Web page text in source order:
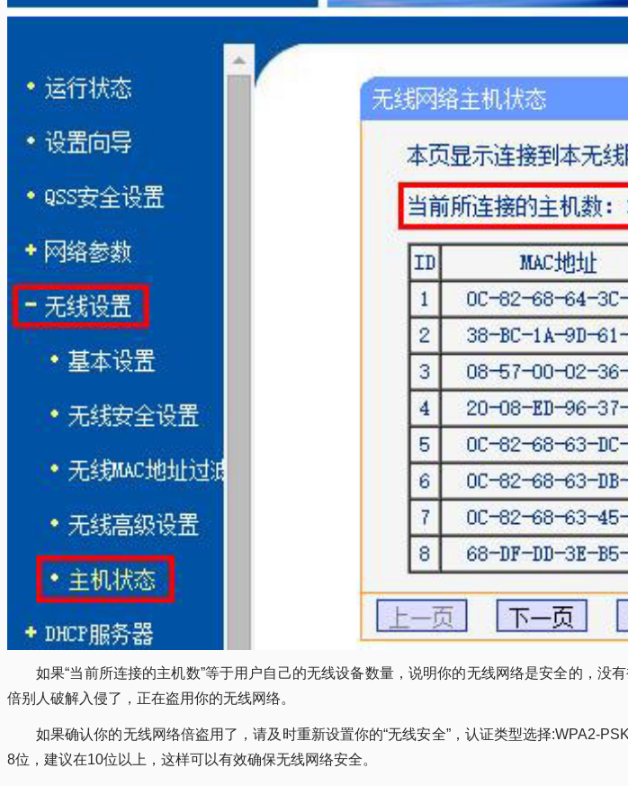
如果“当前所连接的主机数”等于用户自己的无线设备数量，说明你的无线网络是安全的，
倍别人破解入侵了，正在盗用你的无线网络。
如果确认你的无线网络倍盗用了，请及时重新设置你的“无线安全”，认证类型选择:WPA2-
8位，建议在10位以上，这样可以有效确保无线网络安全。